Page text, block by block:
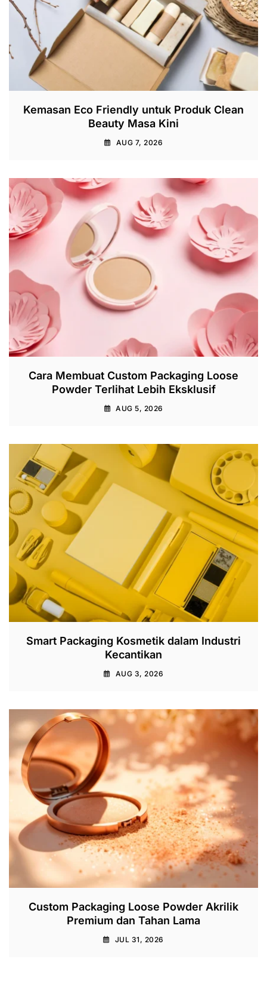
Kemasan Eco Friendly untuk Produk Clean
Beauty Masa Kini
AUG 7, 2026
Cara Membuat Custom Packaging Loose
Powder Terlihat Lebih Eksklusif
AUG 5, 2026
Smart Packaging Kosmetik dalam Industri
Kecantikan
AUG 3, 2026
Custom Packaging Loose Powder Akrilik
Premium dan Tahan Lama
JUL 31, 2026